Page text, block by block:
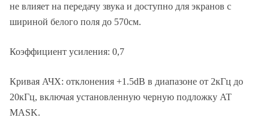
не влияет на передачу звука и доступно для экранов с
шириной белого поля до 570см.
Коэффициент усиления: 0,7
Кривая АЧХ: отклонения +1.5dB в диапазоне от 2кГц до
20кГц, включая установленную черную подложку AT
MASK.